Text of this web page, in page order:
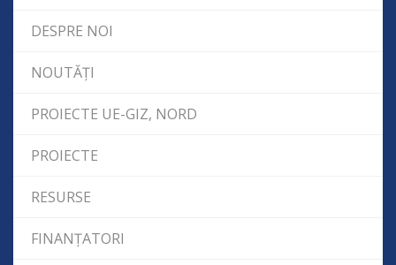
DESPRE NOI
NOUTĂȚI
PROIECTE UE-GIZ, NORD
PROIECTE
RESURSE
FINANȚATORI